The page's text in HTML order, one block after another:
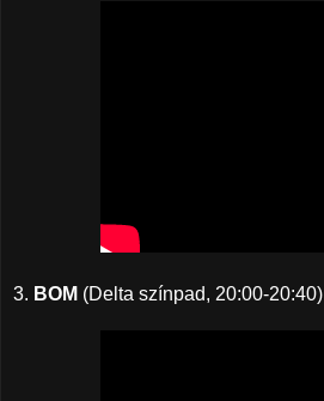
3. BOM (Delta színpad, 20:00-20:40)